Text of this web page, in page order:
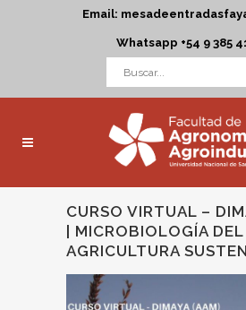
Email:
Whatsapp +54 9 385
CURSO VIRTUAL –
| MICROBIOLOGÍA
AGRICULTURA